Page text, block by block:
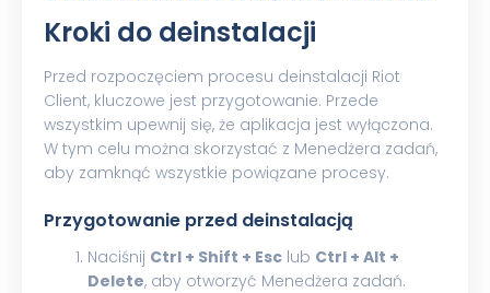
Kroki do deinstalacji
Przed rozpoczęciem procesu deinstalacji Riot
Client, kluczowe jest przygotowanie. Przede
wszystkim upewnij się, że aplikacja jest wyłączona.
W tym celu można skorzystać z Menedżera zadań,
aby zamknąć wszystkie powiązane procesy.
Przygotowanie przed deinstalacją
Naciśnij Ctrl + Shift + Esc lub Ctrl + Alt +
Delete, aby otworzyć Menedżera zadań.